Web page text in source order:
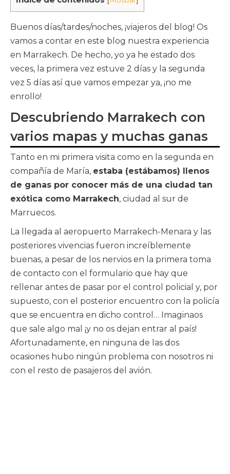
Buenos días/tardes/noches, ¡viajeros del blog! Os
vamos a contar en este blog nuestra experiencia
en Marrakech. De hecho, yo ya he estado dos
veces, la primera vez estuve 2 días y la segunda
vez 5 días así que vamos empezar ya, ¡no me
enrollo!
Descubriendo Marrakech con
varios mapas y muchas ganas
Tanto en mi primera visita como en la segunda en
compañía de María, estaba (estábamos) llenos
de ganas por conocer más de una ciudad tan
exótica como Marrakech, ciudad al sur de
Marruecos.
La llegada al aeropuerto Marrakech-Menara y las
posteriores vivencias fueron increíblemente
buenas, a pesar de los nervios en la primera toma
de contacto con el formulario que hay que
rellenar antes de pasar por el control policial y, por
supuesto, con el posterior encuentro con la policía
que se encuentra en dicho control… Imaginaos
que sale algo mal ¡y no os dejan entrar al país!
Afortunadamente, en ninguna de las dos
ocasiones hubo ningún problema con nosotros ni
con el resto de pasajeros del avión.